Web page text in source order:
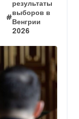
#
результаты
выборов в
Венгрии
2026